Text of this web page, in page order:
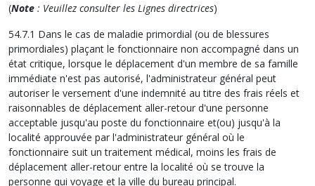
(Note : Veuillez consulter les Lignes directrices)
54.7.1 Dans le cas de maladie primordial (ou de blessures
primordiales) plaçant le fonctionnaire non accompagné dans un
état critique, lorsque le déplacement d'un membre de sa famille
immédiate n'est pas autorisé, l'administrateur général peut
autoriser le versement d'une indemnité au titre des frais réels et
raisonnables de déplacement aller-retour d'une personne
acceptable jusqu'au poste du fonctionnaire et(ou) jusqu'à la
localité approuvée par l'administrateur général où le
fonctionnaire suit un traitement médical, moins les frais de
déplacement aller-retour entre la localité où se trouve la
personne qui voyage et la ville du bureau principal.